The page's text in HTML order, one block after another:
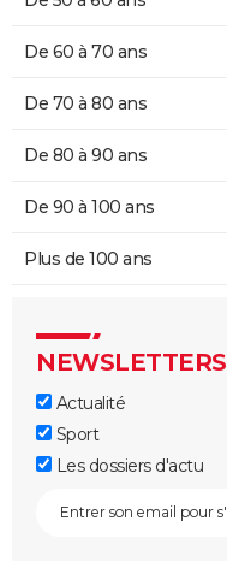
De 60 à 70 ans
De 70 à 80 ans
De 80 à 90 ans
De 90 à 100 ans
Plus de 100 ans
NEWSLETTERS
Actualité
Sport
Les dossiers d'actu